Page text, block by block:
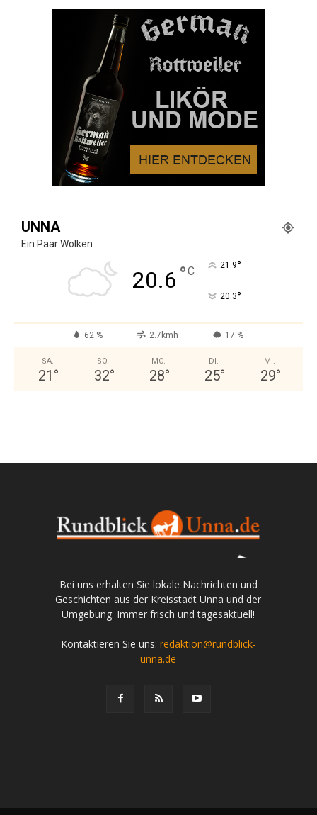
UNNA
Ein Paar Wolken
20.6 °C 21.9°
20.3°
62 % 2.7kmh 17 %
SA.
21 °
SO.
32°
MO.
28°
DI.
25°
MI.
29°
Bei uns erhalten Sie lokale Nachrichten und
Geschichten aus der Kreisstadt Unna und der
Umgebung. Immer frisch und tagesaktuell!
Kontaktieren Sie uns: redaktion@rundblick-
unna.de